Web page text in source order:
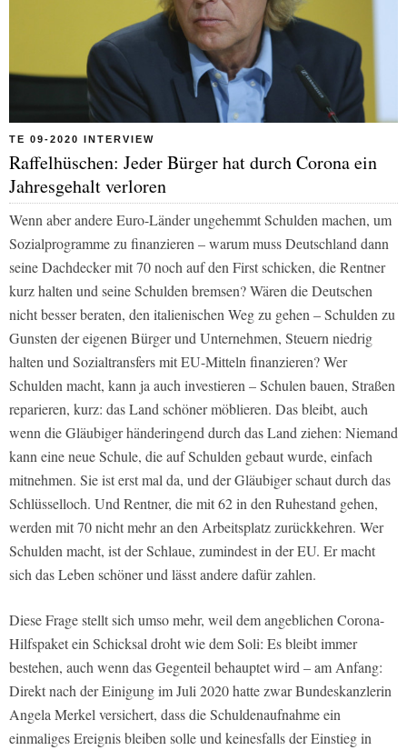
TE 09-2020 INTERVIEW
Raffelhüschen: Jeder Bürger hat durch Corona ein
Jahresgehalt verloren
Wenn aber andere Euro-Länder ungehemmt Schulden machen, um
Sozialprogramme zu finanzieren – warum muss Deutschland dann
seine Dachdecker mit 70 noch auf den First schicken, die Rentner
kurz halten und seine Schulden bremsen? Wären die Deutschen
nicht besser beraten, den italienischen Weg zu gehen – Schulden zu
Gunsten der eigenen Bürger und Unternehmen, Steuern niedrig
halten und Sozialtransfers mit EU-Mitteln finanzieren? Wer
Schulden macht, kann ja auch investieren – Schulen bauen, Straßen
reparieren, kurz: das Land schöner möblieren. Das bleibt, auch
wenn die Gläubiger händeringend durch das Land ziehen: Niemand
kann eine neue Schule, die auf Schulden gebaut wurde, einfach
mitnehmen. Sie ist erst mal da, und der Gläubiger schaut durch das
Schlüsselloch. Und Rentner, die mit 62 in den Ruhestand gehen,
werden mit 70 nicht mehr an den Arbeitsplatz zurückkehren. Wer
Schulden macht, ist der Schlaue, zumindest in der EU. Er macht
sich das Leben schöner und lässt andere dafür zahlen.
Diese Frage stellt sich umso mehr, weil dem angeblichen Corona-
Hilfspaket ein Schicksal droht wie dem Soli: Es bleibt immer
bestehen, auch wenn das Gegenteil behauptet wird – am Anfang:
Direkt nach der Einigung im Juli 2020 hatte zwar Bundeskanzlerin
Angela Merkel versichert, dass die Schuldenaufnahme ein
einmaliges Ereignis bleiben solle und keinesfalls der Einstieg in